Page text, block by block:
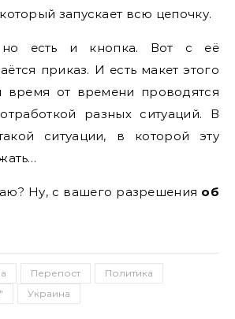
запускает всю цепочку.
но есть и кнопка. Вот с её
приказ. И есть макет этого
время от времени проводятся
разных ситуаций. В
ситуации, в которой эту
Ну, с вашего разрешения об
Перепост
Политика
Украина